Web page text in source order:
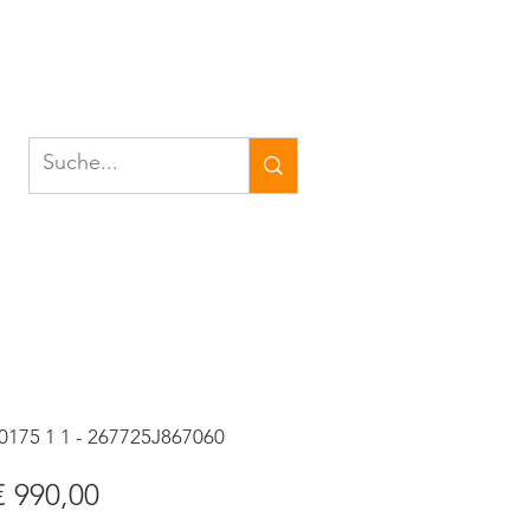
1 1 - 267725J867060
990,00Sale-